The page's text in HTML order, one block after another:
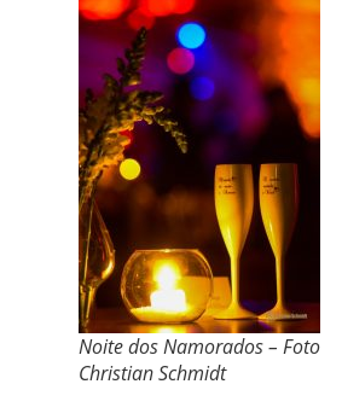
Noite dos Namorados – Foto
Christian Schmidt